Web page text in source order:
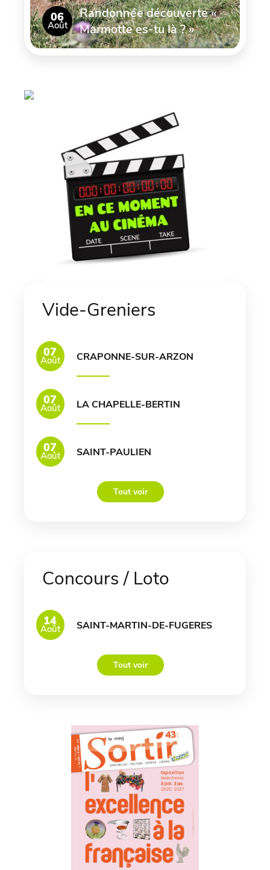
06
Août
Randonnée découverte «
Marmotte es-tu là ? »
Vide-Greniers
07
Août CRAPONNE-SUR-ARZON
07
Août LA CHAPELLE-BERTIN
07
Août SAINT-PAULIEN
Tout voir
Concours / Loto
14
Août SAINT-MARTIN-DE-FUGERES
Tout voir